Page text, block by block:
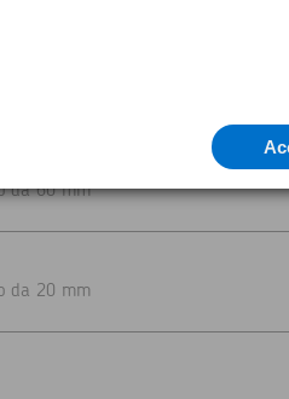
250 mm Diametro 22 mm
da 60 mm
da 20 mm